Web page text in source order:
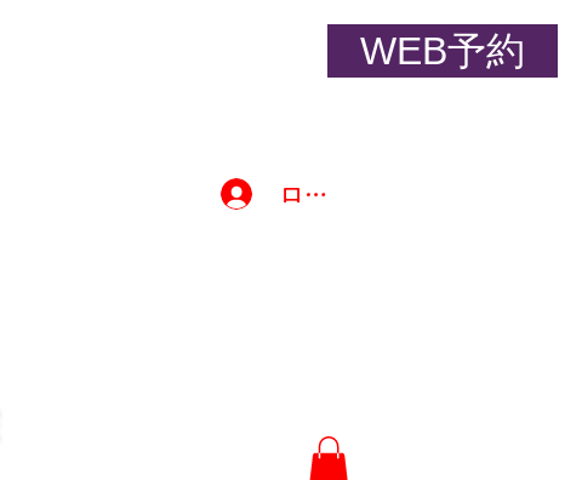
WEB予約
ログイン